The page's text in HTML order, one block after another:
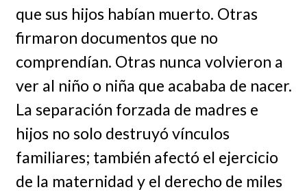
que sus hijos habían muerto. Otras
firmaron documentos que no
comprendían. Otras nunca volvieron a
ver al niño o niña que acababa de nacer.
La separación forzada de madres e
hijos no solo destruyó vínculos
familiares; también afectó el ejercicio
de la maternidad y el derecho de miles